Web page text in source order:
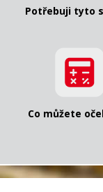
Potřebuji tyto
Co můžete